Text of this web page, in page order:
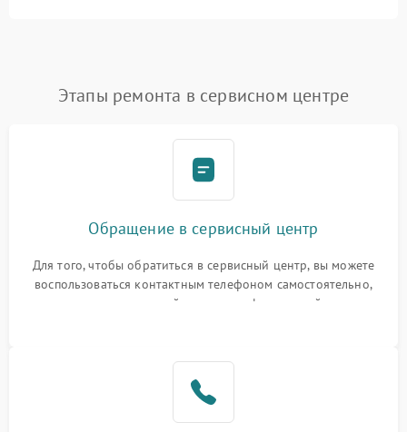
Этапы ремонта в сервисном центре
Обращение в сервисный центр
Для того, чтобы обратиться в сервисный центр, вы можете
воспользоваться контактным телефоном самостоятельно,
или оставить свой номер телефона на сайте